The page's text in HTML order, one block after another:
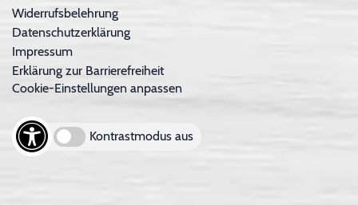
Widerrufsbelehrung
Datenschutzerklärung
Impressum
Erklärung zur Barrierefreiheit
Cookie-Einstellungen anpassen
Kontrastmodus aus